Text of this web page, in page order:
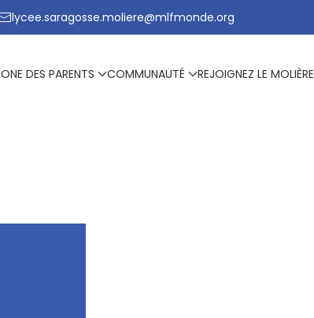
lycee.saragosse.moliere@mlfmonde.org
DES PARENTS COMMUNAUTÉ REJOIGNEZ LE MOLIÈRE